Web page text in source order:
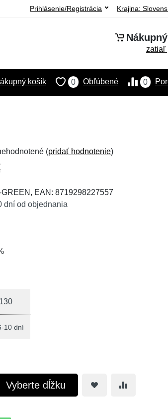
Krajina:
Prihlásenie/Registrácia
zatiaľ
0
0 Obľúbené
košík
(pridať hodnotenie)
EAN: 8719298227557
dní od objednania
130
10 dní
Vyberte dĺžku